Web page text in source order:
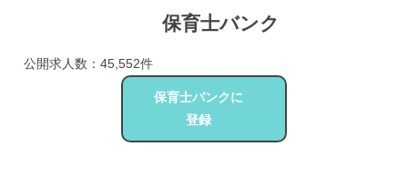
保育士バンク
公開求人数：45,552件
保育士バンクに
登録